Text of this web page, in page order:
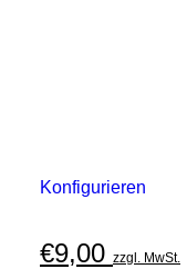
Konfigurieren
€9,00 zzgl. MwSt.